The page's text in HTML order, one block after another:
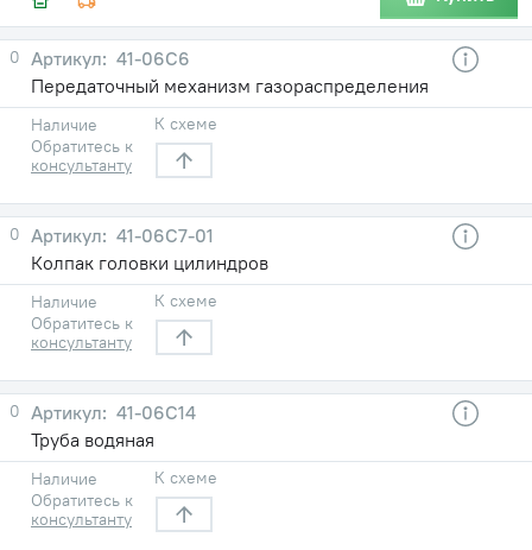
0
41-06С6
Передаточный механизм газораспределения
Наличие
Обратитесь к
консультанту
К схеме
0
41-06С7-01
Колпак головки цилиндров
Наличие
Обратитесь к
консультанту
К схеме
0
41-06С14
Труба водяная
Наличие
Обратитесь к
консультанту
К схеме